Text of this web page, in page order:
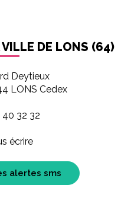
DE LONS (64)
Deytieux
LONS Cedex
32 32
écrire
alertes sms